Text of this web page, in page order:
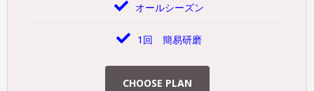
オールシーズン
1回 簡易研磨
CHOOSE PLAN